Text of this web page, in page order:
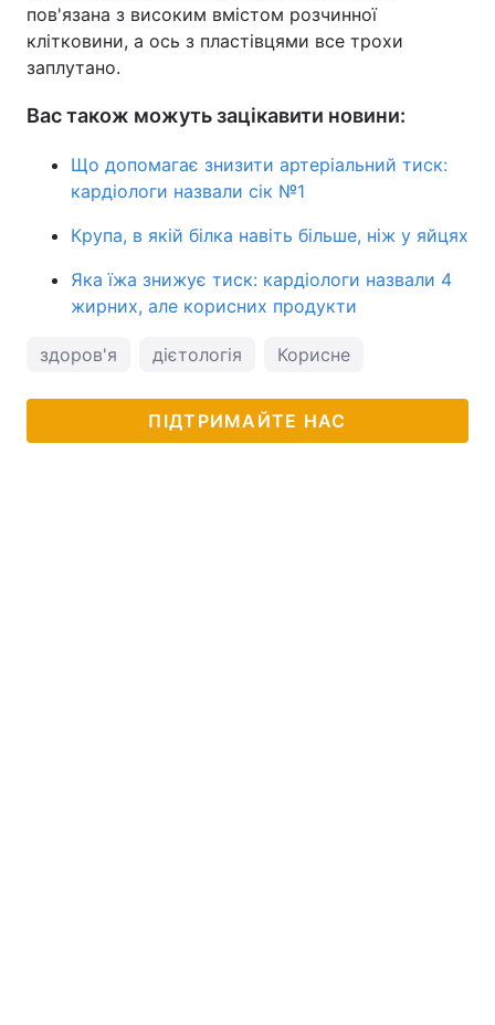
пов'язана з високим вмістом розчинної
клітковини, а ось з пластівцями все трохи
заплутано.
Вас також можуть зацікавити новини:
Що допомагає знизити артеріальний тиск:
кардіологи назвали сік №1
Крупа, в якій білка навіть більше, ніж у яйцях
Яка їжа знижує тиск: кардіологи назвали 4
жирних, але корисних продукти
здоров'я дієтологія Корисне
ПІДТРИМАЙТЕ НАС